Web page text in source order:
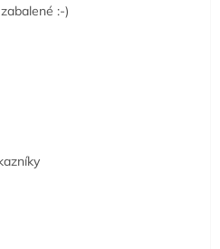
:-)
je 5 z 5 hvězdiček.
je 5 z 5 hvězdiček.